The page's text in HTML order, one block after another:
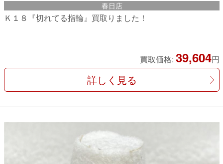
春日店
Ｋ１８『切れてる指輪』買取りました！
買取価格: 39,604円
詳しく見る